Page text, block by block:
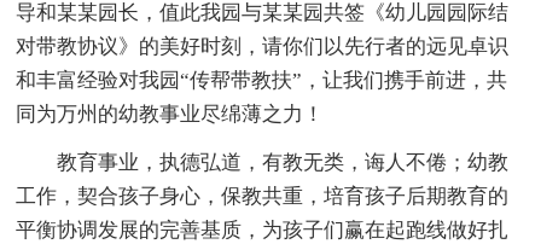
导和某某园长，值此我园与某某园共签《幼儿园园际结
对带教协议》的美好时刻，请你们以先行者的远见卓识
和丰富经验对我园“传帮带教扶”，让我们携手前进，共
同为万州的幼教事业尽绵薄之力！
教育事业，执德弘道，有教无类，诲人不倦；幼教
工作，契合孩子身心，保教共重，培育孩子后期教育的
平衡协调发展的完善基质，为孩子们赢在起跑线做好扎